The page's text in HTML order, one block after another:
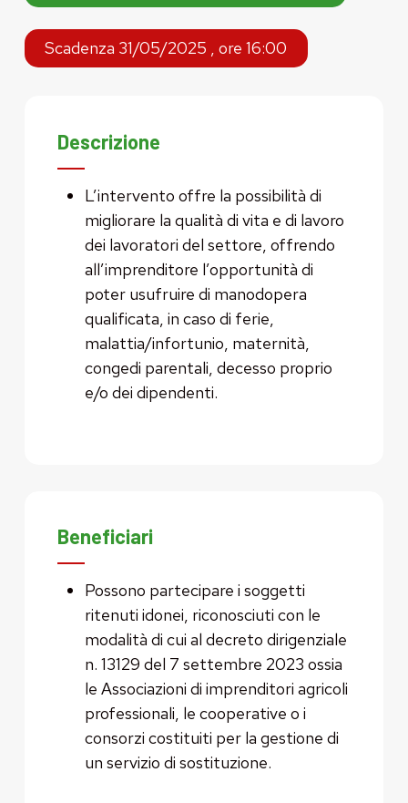
Scadenza 31/05/2025 , ore 16:00
Descrizione
L’intervento offre la possibilità di
migliorare la qualità di vita e di lavoro
dei lavoratori del settore, offrendo
all’imprenditore l’opportunità di
poter usufruire di manodopera
qualificata, in caso di ferie,
malattia/infortunio, maternità,
congedi parentali, decesso proprio
e/o dei dipendenti.
Beneficiari
Possono partecipare i soggetti
ritenuti idonei, riconosciuti con le
modalità di cui al decreto dirigenziale
n. 13129 del 7 settembre 2023 ossia
le Associazioni di imprenditori agricoli
professionali, le cooperative o i
consorzi costituiti per la gestione di
un servizio di sostituzione.